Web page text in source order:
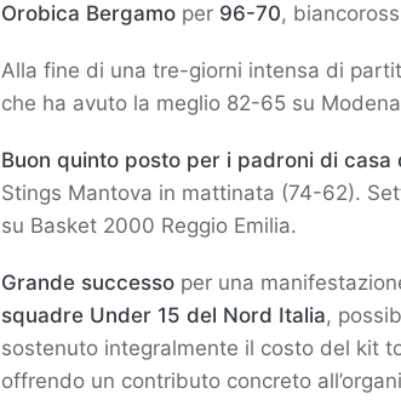
Orobica Bergamo per 96-70,
Alla fine di una tre-giorni intensa di
che ha avuto la meglio 82-65 su
Buon quinto posto per i padroni di casa
Stings Mantova in mattinata (74-62).
su Basket 2000 Reggio Emilia.
Grande successo per una
squadre Under 15 del Nord Italia,
sostenuto integralmente il costo del kit
offrendo un contributo concreto